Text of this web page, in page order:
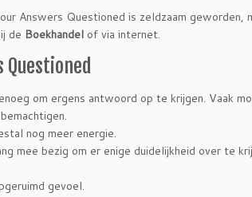
Answers Questioned is zeldzaam geworden,
de Boekhandel of via internet.
Questioned
om ergens antwoord op te krijgen. Vaak
nog meer energie.
mee bezig om er enige duidelijkheid over te
gevoel.